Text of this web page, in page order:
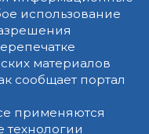
использование
материалов
сообщает портал
применяются